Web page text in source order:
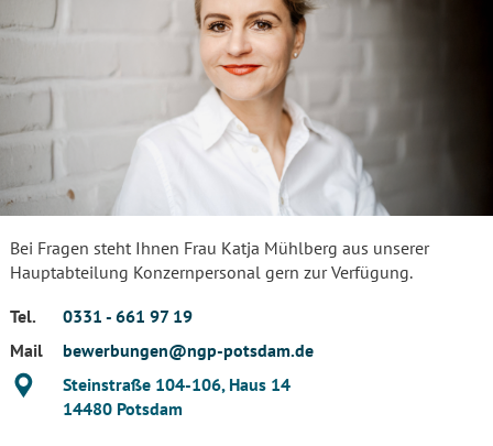
Bei Fragen steht Ihnen Frau Katja Mühlberg aus unserer
Hauptabteilung Konzernpersonal gern zur Verfügung.
Tel.
0331 - 661 97 19
Mail
bewerbungen@ngp-potsdam.de
StandortSteinstraße 104-106, Haus 14
14480 Potsdam